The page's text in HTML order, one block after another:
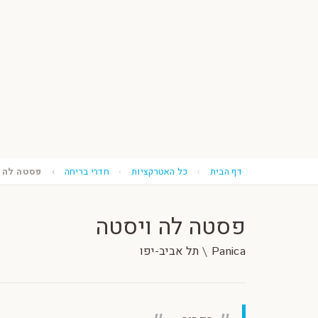
דף הבית כל האטרקציות חדרי בריחה פסטה לה
פסטה לה ויסטה
Panica \ תל אביב-יפו